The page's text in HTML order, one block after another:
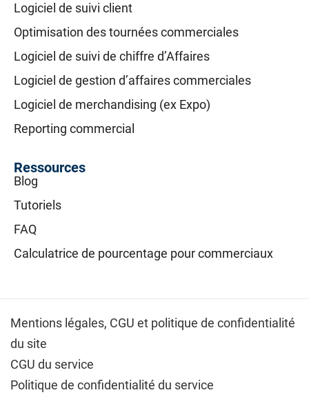
Logiciel de suivi client
Optimisation des tournées commerciales
Logiciel de suivi de chiffre d’Affaires
Logiciel de gestion d’affaires commerciales
Logiciel de merchandising (ex Expo)
Reporting commercial
Ressources
Blog
Tutoriels
FAQ
Calculatrice de pourcentage pour commerciaux
Mentions légales, CGU et politique de confidentialité
du site
CGU du service
Politique de confidentialité du service